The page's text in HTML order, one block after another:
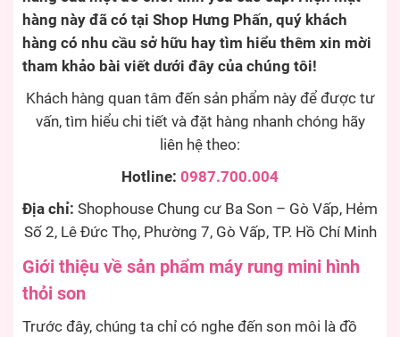
hàng này đã có tại Shop Hưng Phấn, quý khách
hàng có nhu cầu sở hữu hay tìm hiểu thêm xin mời
tham khảo bài viết dưới đây của chúng tôi!
Khách hàng quan tâm đến sản phẩm này để được tư
vấn, tìm hiểu chi tiết và đặt hàng nhanh chóng hãy
liên hệ theo:
Hotline: 0987.700.004
Địa chỉ: Shophouse Chung cư Ba Son – Gò Vấp, Hẻm
Số 2, Lê Đức Thọ, Phường 7, Gò Vấp, TP. Hồ Chí Minh
Giới thiệu về sản phẩm máy rung mini hình
thỏi son
Trước đây, chúng ta chỉ có nghe đến son môi là đồ